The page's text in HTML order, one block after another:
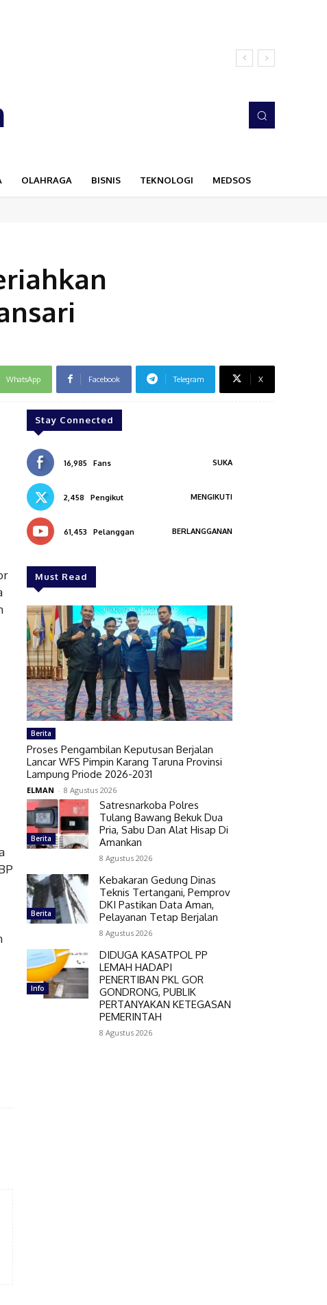
OLAHRAGA BISNIS TEKNOLOGI MEDSOS
WhatsApp Facebook Telegram X
Stay Connected
16,985 Fans SUKA
2,458 Pengikut MENGIKUTI
61,453 Pelanggan BERLANGGANAN
Must Read
Berita
Proses Pengambilan Keputusan Berjalan
Lancar WFS Pimpin Karang Taruna Provinsi
Lampung Priode 2026-2031
ELMAN - 8 Agustus 2026
Berita
Satresnarkoba Polres
Tulang Bawang Bekuk Dua
Pria, Sabu Dan Alat Hisap Di
Amankan
8 Agustus 2026
Berita
Kebakaran Gedung Dinas
Teknis Tertangani, Pemprov
DKI Pastikan Data Aman,
Pelayanan Tetap Berjalan
8 Agustus 2026
Info
DIDUGA KASATPOL PP
LEMAH HADAPI
PENERTIBAN PKL GOR
GONDRONG, PUBLIK
PERTANYAKAN KETEGASAN
PEMERINTAH
8 Agustus 2026